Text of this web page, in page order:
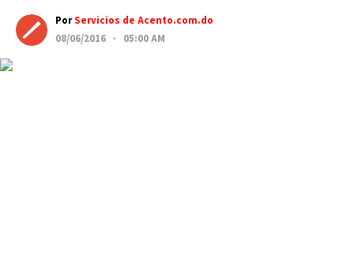
PorServicios de Acento.com.do
08/06/2016 · 05:00 AM